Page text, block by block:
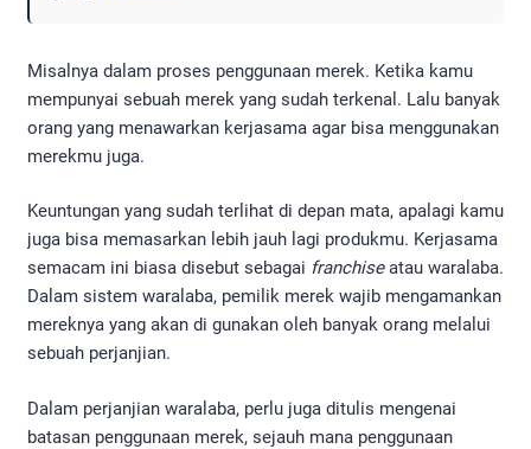
Misalnya dalam proses penggunaan merek. Ketika kamu
mempunyai sebuah merek yang sudah terkenal. Lalu banyak
orang yang menawarkan kerjasama agar bisa menggunakan
merekmu juga.
Keuntungan yang sudah terlihat di depan mata, apalagi kamu
juga bisa memasarkan lebih jauh lagi produkmu. Kerjasama
semacam ini biasa disebut sebagai franchiseatau waralaba.
Dalam sistem waralaba, pemilik merek wajib mengamankan
mereknya yang akan di gunakan oleh banyak orang melalui
sebuah perjanjian.
Dalam perjanjian waralaba, perlu juga ditulis mengenai
batasan penggunaan merek, sejauh mana penggunaan